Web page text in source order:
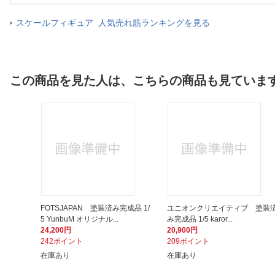
スケールフィギュア 人気売れ筋ランキングを見る
この商品を見た人は、こちらの商品も見ていま
FOTSJAPAN 塗装済み完成品 1/
5 YunbuM オリジナル...
24,200円
242ポイント
在庫あり
ユニオンクリエイティブ 塗装
み完成品 1/5 karor...
20,900円
209ポイント
在庫あり